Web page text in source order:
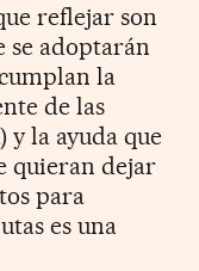
reflejar son
se adoptarán
la
de las
y la ayuda que
quieran dejar
para
es una